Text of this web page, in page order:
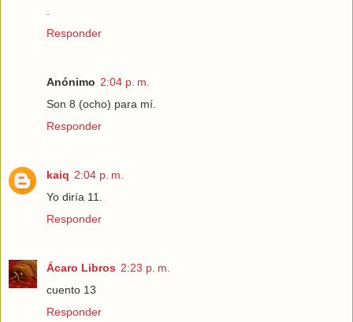
Responder
Anónimo 2:04 p. m.
Son 8 (ocho) para mí.
Responder
kaiq 2:04 p. m.
Yo diría 11.
Responder
Ácaro Libros 2:23 p. m.
cuento 13
Responder